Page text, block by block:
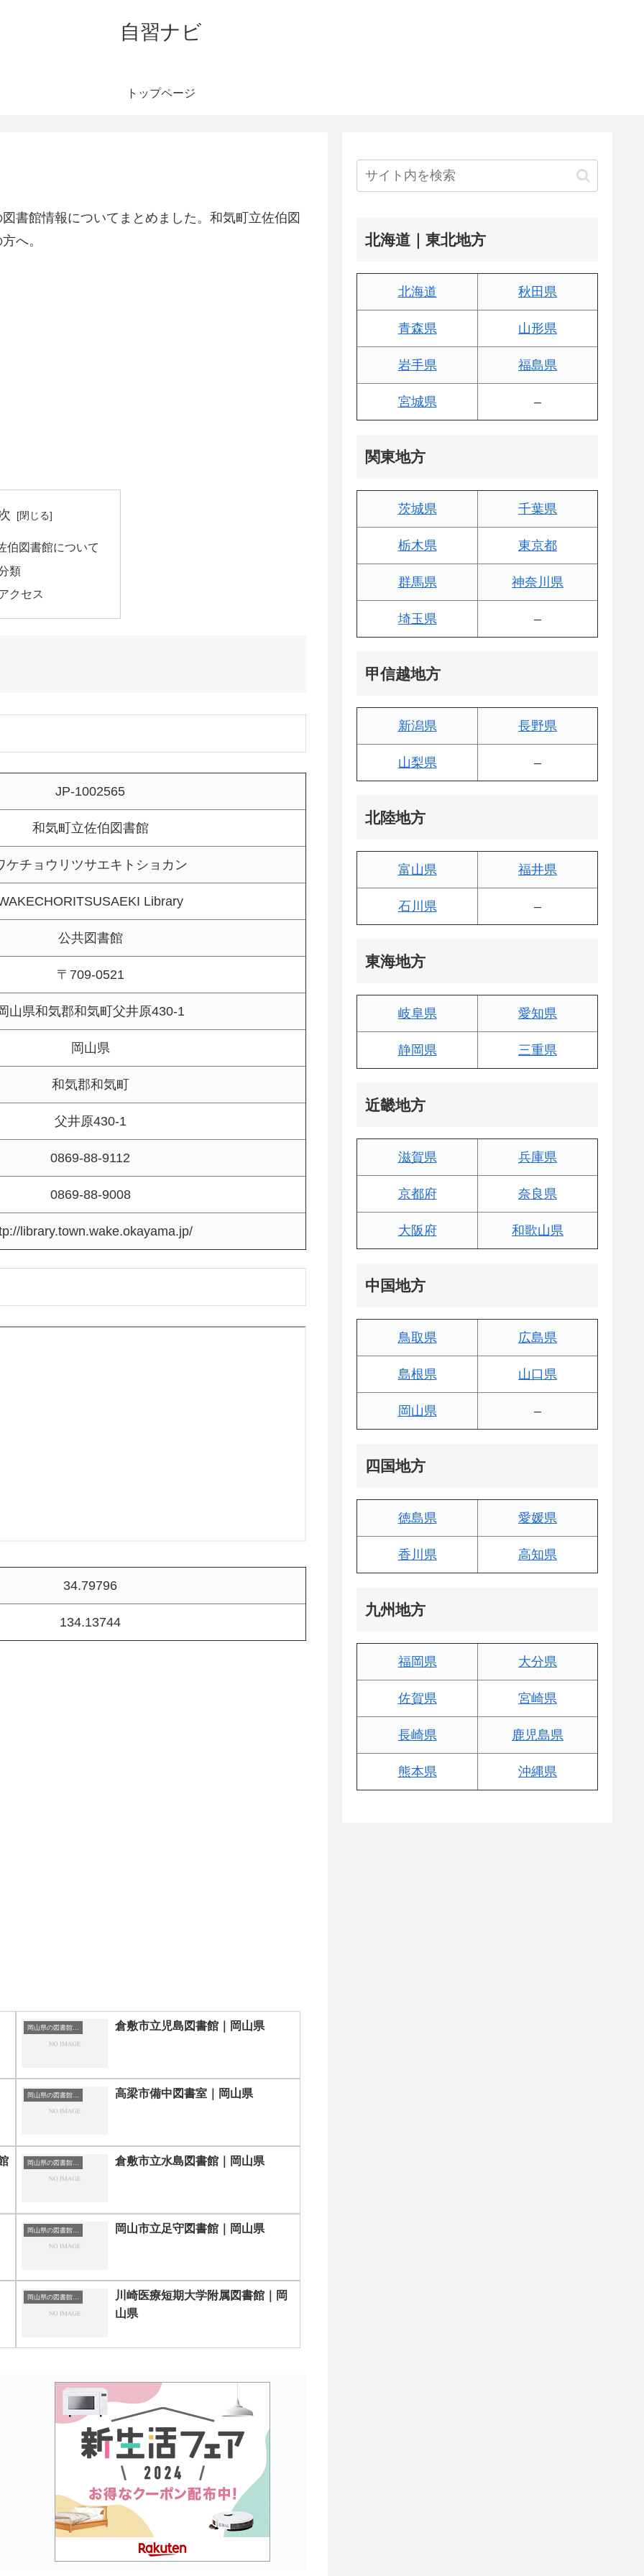
自習ナビ
トップページ
書館情報についてまとめました。和気町立佐伯図
へ。
伯図書館について
類
クセス
JP-1002565
和気町立佐伯図書館
ケチョウリツサエキトショカン
Library
公共図書館
〒709-0521
山県和気郡和気町父井原430-1
岡山県
和気郡和気町
父井原430-1
0869-88-9112
0869-88-9008
library.town.wake.okayama.jp/
34.79796
134.13744
岡山県の図書館｜勉強できる場所 倉敷市立児島図書館｜岡山県
岡山県の図書館｜勉強できる場所 高梁市備中図書室｜岡山県
倉敷市立水島図書館｜岡山県
岡山市立足守図書館｜岡山県
岡山県の図書館｜勉強できる場所
川崎医療短期大学附属図書館｜岡
山県
北海道｜東北地方
北海道 秋田県
青森県 山形県
岩手県 福島県
宮城県 –
関東地方
茨城県 千葉県
栃木県 東京都
群馬県 神奈川県
埼玉県 –
甲信越地方
新潟県 長野県
山梨県 –
北陸地方
富山県 福井県
石川県 –
東海地方
岐阜県 愛知県
静岡県 三重県
近畿地方
滋賀県 兵庫県
京都府 奈良県
大阪府 和歌山県
中国地方
鳥取県 広島県
島根県 山口県
岡山県 –
四国地方
徳島県 愛媛県
香川県 高知県
九州地方
福岡県 大分県
佐賀県 宮崎県
長崎県 鹿児島県
熊本県 沖縄県